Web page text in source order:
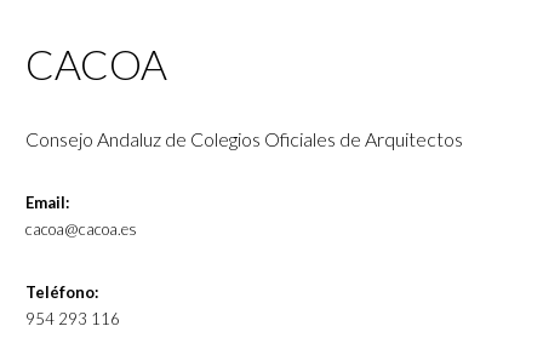
CACOA
Consejo Andaluz de Colegios Oficiales de Arquitectos
Email:
cacoa@cacoa.es
Teléfono:
954 293 116